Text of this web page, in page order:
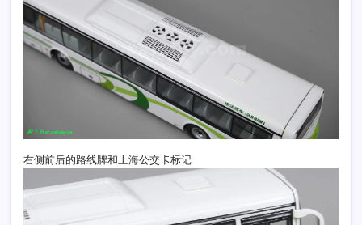
右侧前后的路线牌和上海公交卡标记